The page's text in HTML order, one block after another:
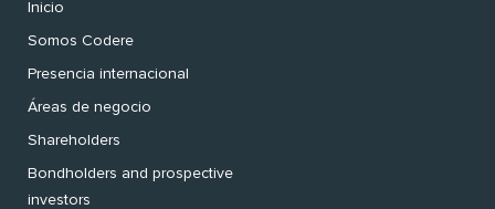
Inicio
Somos Codere
Presencia internacional
Áreas de negocio
Shareholders
Bondholders and prospective
investors